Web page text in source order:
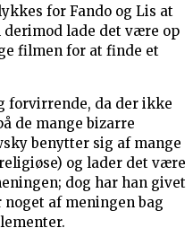
for Fando og Lis at
derimod lade det være op
filmen for at finde et
forvirrende, da der ikke
de mange bizarre
benytter sig af mange
og lader det være
dog har han givet
af meningen bag